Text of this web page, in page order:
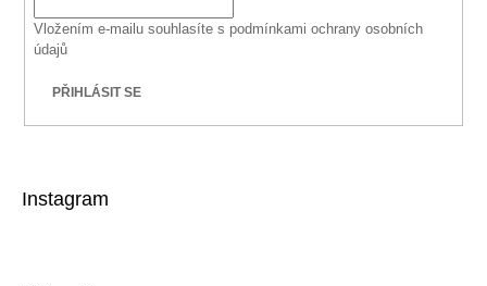
Vložením e-mailu souhlasíte s podmínkami ochrany osobních
údajů
PŘIHLÁSIT SE
Instagram